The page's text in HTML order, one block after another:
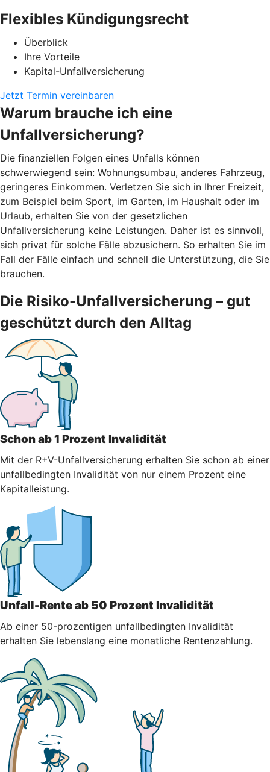
Flexibles Kündigungsrecht
Überblick
Ihre Vorteile
Kapital-Unfallversicherung
Jetzt Termin vereinbaren
Warum brauche ich eine
Unfallversicherung?
Die finanziellen Folgen eines Unfalls können
schwerwiegend sein: Wohnungsumbau, anderes Fahrzeug,
geringeres Einkommen. Verletzen Sie sich in Ihrer Freizeit,
zum Beispiel beim Sport, im Garten, im Haushalt oder im
Urlaub, erhalten Sie von der gesetzlichen
Unfallversicherung keine Leistungen. Daher ist es sinnvoll,
sich privat für solche Fälle abzusichern. So erhalten Sie im
Fall der Fälle einfach und schnell die Unterstützung, die Sie
brauchen.
Die Risiko-Unfallversicherung – gut
geschützt durch den Alltag
Schon ab 1 Prozent Invalidität
Mit der R+V-Unfallversicherung erhalten Sie schon ab einer
unfallbedingten Invalidität von nur einem Prozent eine
Kapitalleistung.
Unfall-Rente ab 50 Prozent Invalidität
Ab einer 50-prozentigen unfallbedingten Invalidität
erhalten Sie lebenslang eine monatliche Rentenzahlung.